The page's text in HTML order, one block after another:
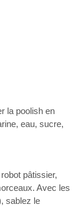
la poolish en
eau, sucre,
pâtissier,
Avec les
sablez le